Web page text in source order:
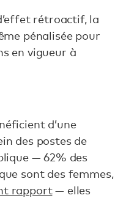
rétroactif, la
pénalisée pour
en vigueur à
d’une
des postes de
— 62% des
sont des femmes,
rapport— elles